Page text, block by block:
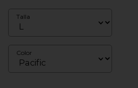
Talla
Color